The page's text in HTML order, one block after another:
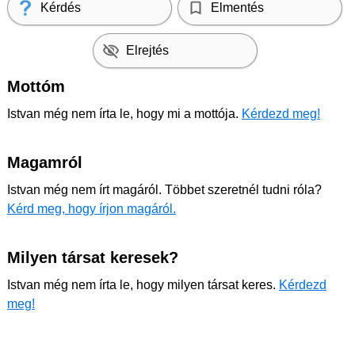
Kérdés Elmentés
Elrejtés
Mottóm
Istvan még nem írta le, hogy mi a mottója. Kérdezd meg!
Magamról
Istvan még nem írt magáról. Többet szeretnél tudni róla?
Kérd meg, hogy írjon magáról.
Milyen társat keresek?
Istvan még nem írta le, hogy milyen társat keres. Kérdezd
meg!